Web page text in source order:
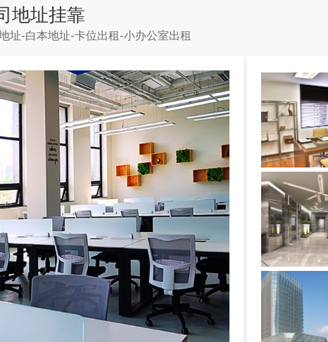
地址挂靠
址-白本地址-卡位出租-小办公室出租